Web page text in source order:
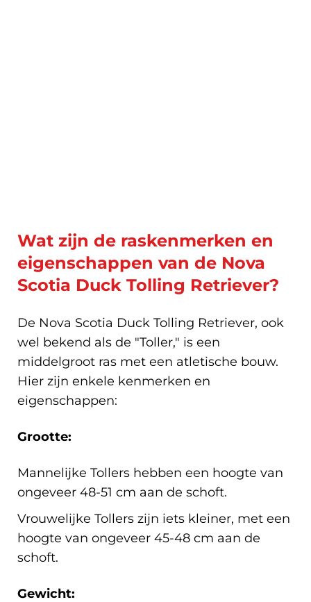
Wat zijn de raskenmerken en
eigenschappen van de Nova
Scotia Duck Tolling Retriever?
De Nova Scotia Duck Tolling Retriever, ook
wel bekend als de "Toller," is een
middelgroot ras met een atletische bouw.
Hier zijn enkele kenmerken en
eigenschappen:
Grootte:
Mannelijke Tollers hebben een hoogte van
ongeveer 48-51 cm aan de schoft.
Vrouwelijke Tollers zijn iets kleiner, met een
hoogte van ongeveer 45-48 cm aan de
schoft.
Gewicht: